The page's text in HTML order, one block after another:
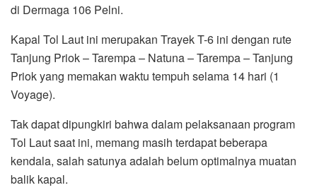
di Dermaga 106 Pelni.
Kapal Tol Laut ini merupakan Trayek T-6 ini dengan rute
Tanjung Priok – Tarempa – Natuna – Tarempa – Tanjung
Priok yang memakan waktu tempuh selama 14 hari (1
Voyage).
Tak dapat dipungkiri bahwa dalam pelaksanaan program
Tol Laut saat ini, memang masih terdapat beberapa
kendala, salah satunya adalah belum optimalnya muatan
balik kapal.